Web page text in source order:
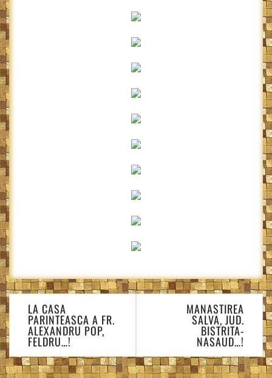
Navigare
în
articole
LA CASA
PARINTEASCA A FR.
ALEXANDRU POP,
FELDRU…!
MANASTIREA
SALVA, JUD.
BISTRITA-
NASAUD…!